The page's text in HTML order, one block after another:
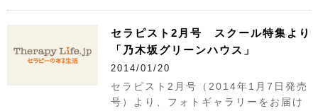
セラピスト2月号 スクール特集より
「乃木坂グリーンハウス」
2014/01/20
セラピスト2月号（2014年1月7日発売
号）より、フォトギャラリーをお届け